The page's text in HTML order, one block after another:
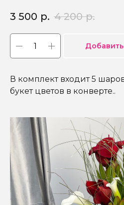
3 500 р. 4 200 р.
В комплект входит 5
букет цветов в конверте..